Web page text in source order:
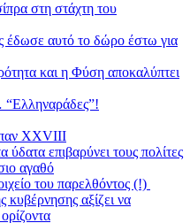
στη στάχτη του
έδωσε αυτό το δώρο έστω για
και η Φύση αποκαλύπτει
“Ελληναράδες”!
XXVIII
ύδατα επιβαρύνει τους πολίτες
αγαθό
του παρελθόντος (!)
κυβέρνησης αξίζει να